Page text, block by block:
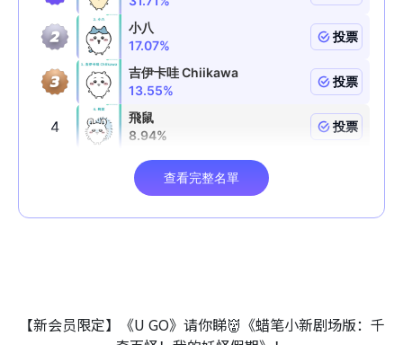
【新会员限定】《U GO》请你睇👹《蜡笔小新剧场版：千